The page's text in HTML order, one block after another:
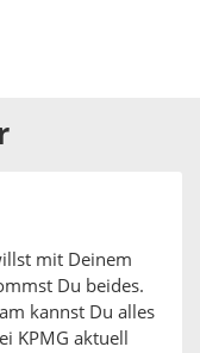
mit Deinem
Du beides.
kannst Du alles
KPMG aktuell